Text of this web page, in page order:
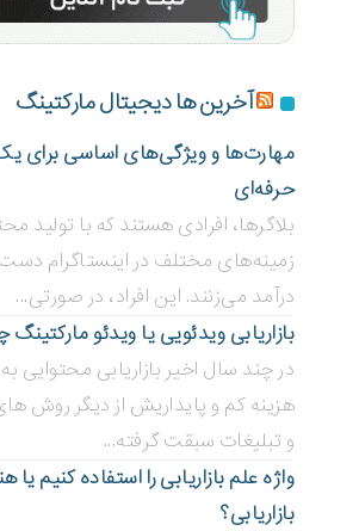
آخرین ها دیجیتال مارکتینگ
مهارت‌ها و ویژگی‌های اساسی برای
حرفه‌ای
بلاگر‌ها، افرادی هستند که با تولید
زمینه‌های مختلف در اینستاگرام
درآمد می‌زنند. این افراد، در صورتی...
بازاریابی ویدئویی ‌یا ویدئو
در چند سال اخیر بازاریابی محتوایی
هزینه کم و پایداریش از دیگر روش های
و تبلیغات سبقت گرفته...
واژه علم بازاریابی را استفاده کنیم یا
بازاریابی؟